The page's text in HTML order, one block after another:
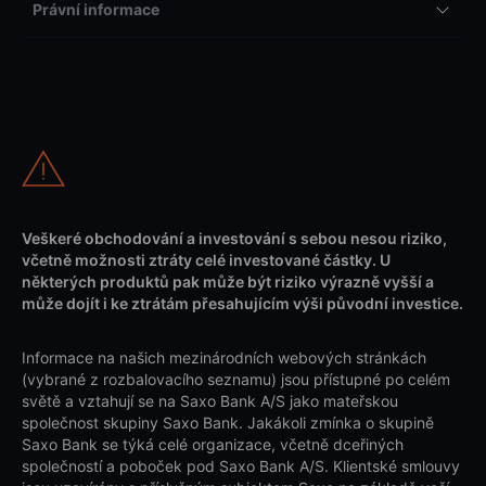
Právní informace
Veškeré obchodování a investování s sebou nesou riziko,
včetně možnosti ztráty celé investované částky. U
některých produktů pak může být riziko výrazně vyšší a
může dojít i ke ztrátám přesahujícím výši původní investice.
Informace na našich mezinárodních webových stránkách
(vybrané z rozbalovacího seznamu) jsou přístupné po celém
světě a vztahují se na Saxo Bank A/S jako mateřskou
společnost skupiny Saxo Bank. Jakákoli zmínka o skupině
Saxo Bank se týká celé organizace, včetně dceřiných
společností a poboček pod Saxo Bank A/S. Klientské smlouvy